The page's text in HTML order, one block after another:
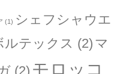
(1) シェフシャウエ
ルテックス (2) マ
(2) モロッコ